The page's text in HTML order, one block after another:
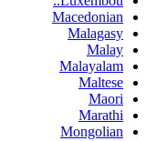
Macedonian
Malagasy
Malay
Malayalam
Maltese
Maori
Marathi
Mongolian